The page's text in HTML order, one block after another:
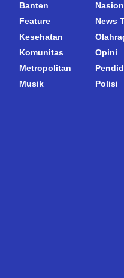
Banten
Feature
Kesehatan
Komunitas
Metropolitan
Musik
News
Opini
Polisi